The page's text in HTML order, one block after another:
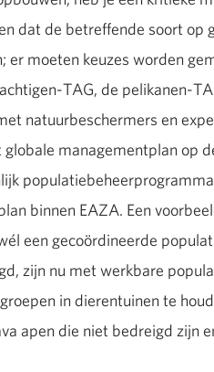
dat de betreffende soort op
moeten keuzes worden
TAG, de pelikanen-
natuurbeschermers en
managementplan op
binnen EAZA. Een
een gecoördineerde
zijn nu met werkbare
in dierentuinen te
apen die niet bedreigd zijn